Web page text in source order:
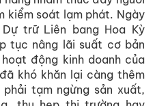
kiểm soát lạm phát. Ngày
trữ Liên bang Hoa Kỳ
tục nâng lãi suất cơ bản
động kinh doanh của
khó khăn lại càng thêm
tạm ngừng sản xuất,